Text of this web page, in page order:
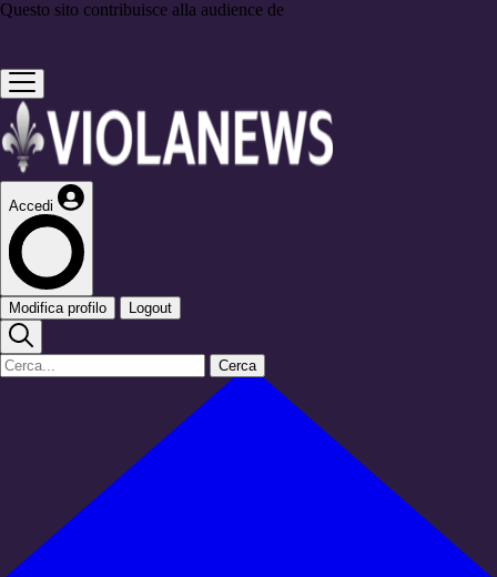
Questo sito contribuisce alla audience de
Accedi
Modifica profilo Logout
Cerca